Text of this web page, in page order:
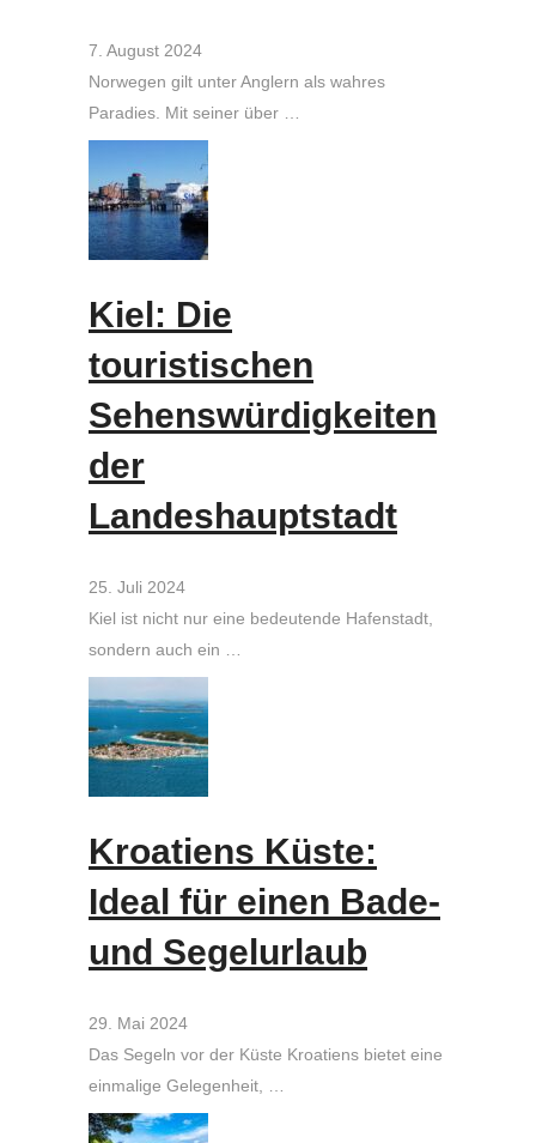
7. August 2024
Norwegen gilt unter Anglern als wahres
Paradies. Mit seiner über …
Kiel: Die
touristischen
Sehenswürdigkeiten
der
Landeshauptstadt
25. Juli 2024
Kiel ist nicht nur eine bedeutende Hafenstadt,
sondern auch ein …
Kroatiens Küste:
Ideal für einen Bade-
und Segelurlaub
29. Mai 2024
Das Segeln vor der Küste Kroatiens bietet eine
einmalige Gelegenheit, …